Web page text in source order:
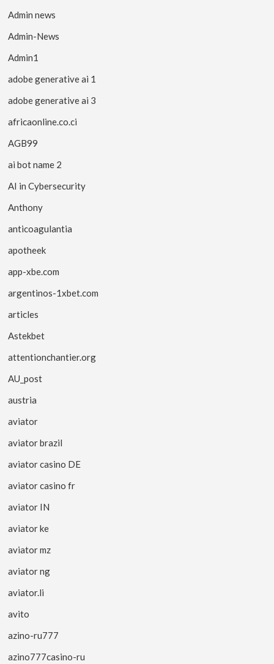
Admin news
Admin-News
Admin1
adobe generative ai 1
adobe generative ai 3
africaonline.co.ci
AGB99
ai bot name 2
AI in Cybersecurity
Anthony
anticoagulantia
apotheek
app-xbe.com
argentinos-1xbet.com
articles
Astekbet
attentionchantier.org
AU_post
austria
aviator
aviator brazil
aviator casino DE
aviator casino fr
aviator IN
aviator ke
aviator mz
aviator ng
aviator.li
avito
azino-ru777
azino777casino-ru